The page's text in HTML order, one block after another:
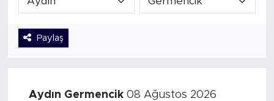
Paylaş
Aydın Germencik08 Ağustos 2026